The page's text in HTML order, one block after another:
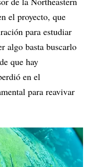
el proyecto, que
para estudiar
algo basta buscarlo
que hay
en el
para reavivar